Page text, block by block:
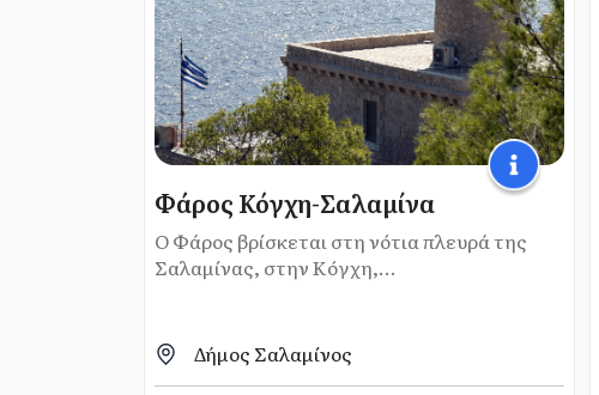
Φάρος Κόγχη-Σαλαμίνα
Ο Φάρος βρίσκεται στη νότια πλευρά της
Σαλαμίνας, στην Κόγχη,...
Δήμος Σαλαμίνος